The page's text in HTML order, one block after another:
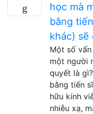
học mà
bằng
khác) sẽ
Một số
một người
quyết là
bằng tiến
hữu kính
nhiễu xạ,